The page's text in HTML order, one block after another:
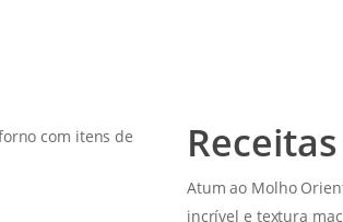
com itens de
Atum ao Molho
incrível e textura